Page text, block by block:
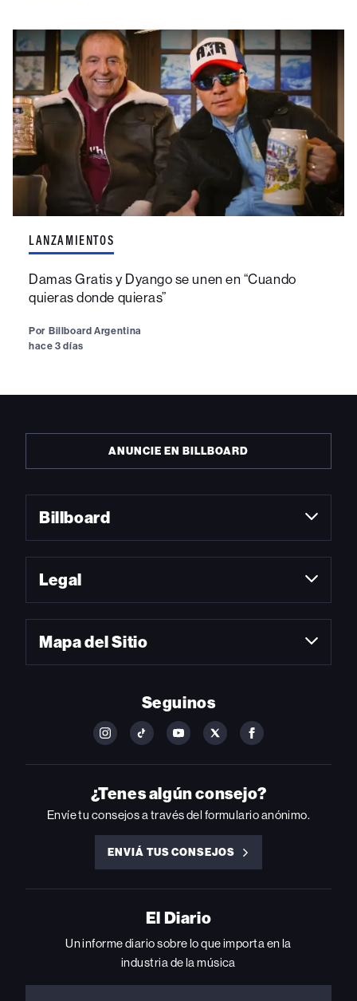
LANZAMIENTOS
Damas Gratis y Dyango se unen en “Cuando
quieras donde quieras”
Por Billboard Argentina
hace 3 días
ANUNCIE EN BILLBOARD
Billboard
Legal
Mapa del Sitio
Seguinos
FOLLOW
ON
INSTAGRAM
FOLLOW
ON
YOUTUBE
FOLLOW
ON
YOUTUBE
FOLLOW
ON
FOLLOW
ON
FACEBOOK
¿Tenes algún consejo?
Envíe tu consejos a través del formulario anónimo.
ENVIÁ TUS CONSEJOS
ENVIÁ
CONSEJOS
El Diario
Un informe diario sobre lo que importa en la
industria de la música